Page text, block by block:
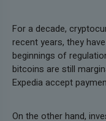
For a decade,
recent years, they
beginnings of
bitcoins are still
Expedia accept
On the other hand,